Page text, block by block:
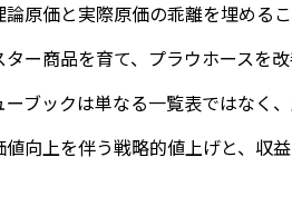
論原価と実際原価の乖離を埋める
ター商品を育て、プラウホースを
ーブックは単なる一覧表ではなく
値向上を伴う戦略的値上げと、収